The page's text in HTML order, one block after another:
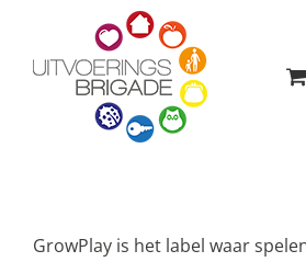
inhoud
GrowPlay is het label waar